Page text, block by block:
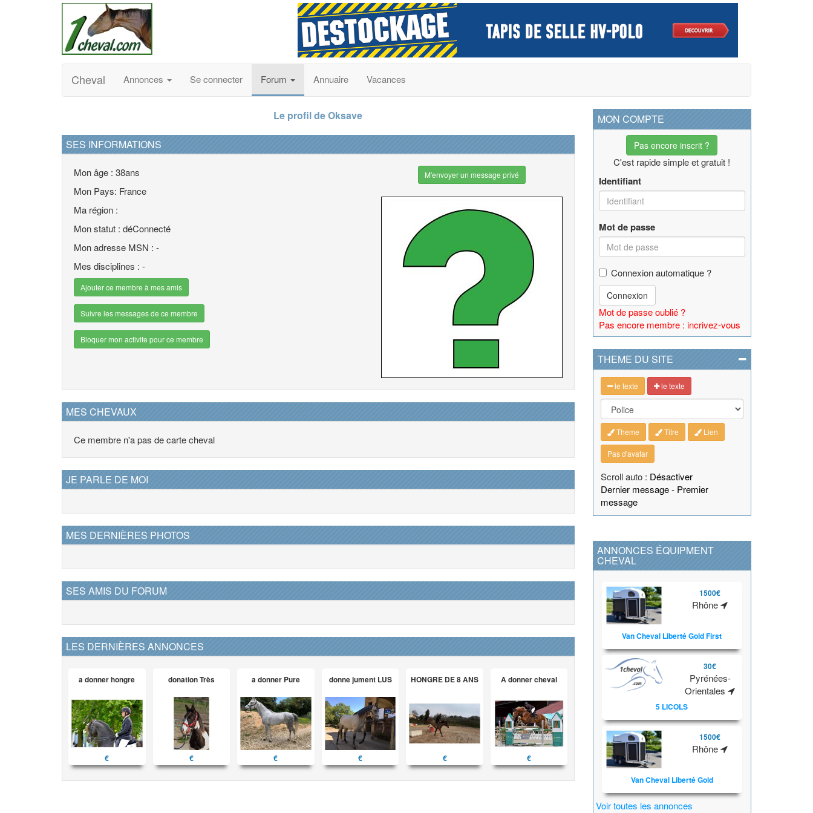
Cheval Annonces Se connecter Forum Annuaire Vacances
Le profil de Oksave
SES INFORMATIONS
Mon âge : 38ans
Mon Pays: France
Ma région :
Mon statut : déConnecté
Mon adresse MSN : -
Mes disciplines : -
Ajouter ce membre à mes amis
Suivre les messages de ce membre
Bloquer mon activite pour ce membre
M'envoyer un message privé
MES CHEVAUX
Ce membre n'a pas de carte cheval
JE PARLE DE MOI
MES DERNIÈRES PHOTOS
SES AMIS DU FORUM
LES DERNIÈRES ANNONCES
a donner hongre
€
donation Très
€
a donner Pure
€
donne jument LUS
€
HONGRE DE 8 ANS
€
A donner cheval
€
MON COMPTE
Pas encore inscrit ?
C'est rapide simple et gratuit !
Identifiant
Mot de passe
Connexion automatique ?
Connexion
Mot de passe oublié ?
Pas encore membre : incrivez-vous
THEME DU SITE
le texte le texte
Theme Titre Lien
Pas d'avatar
Scroll auto : Désactiver
Dernier message- Premier
message
ANNONCES ÉQUIPMENT
CHEVAL
1500€
Rhône
Van Cheval Liberté Gold First
30€
Pyrénées-
Orientales
5 LICOLS
1500€
Rhône
Van Cheval Liberté Gold
Voir toutes les annonces